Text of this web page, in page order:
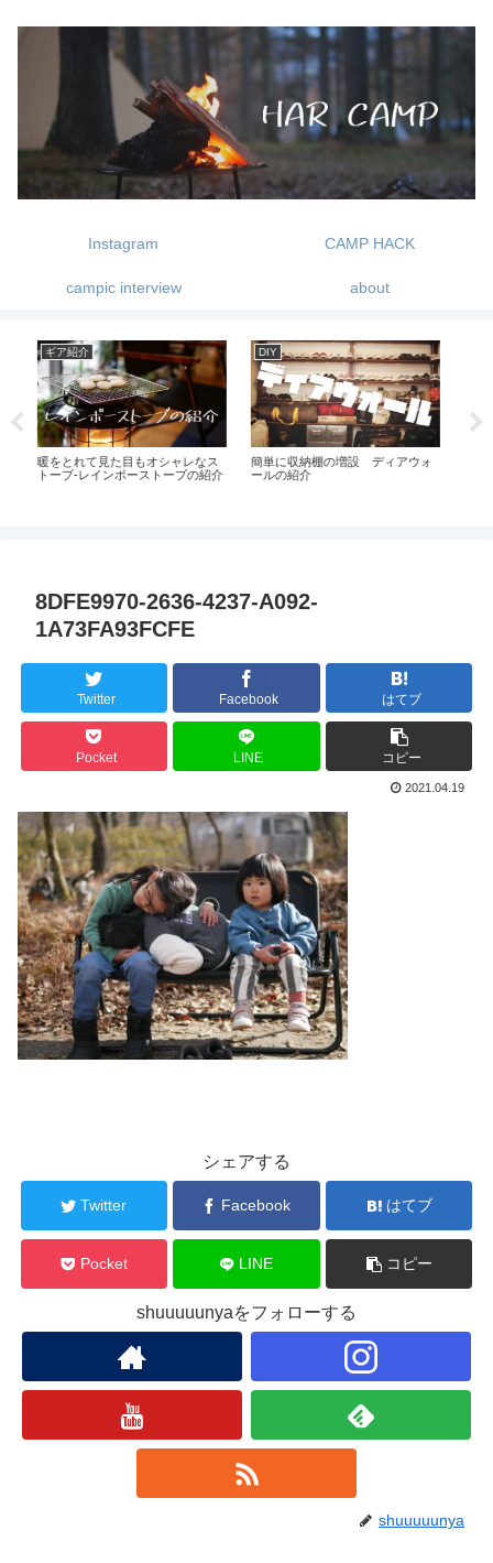
Instagram CAMP HACK
campic interview about
DIY
簡単に収納棚の増設 ディアウォ
ールの紹介
ギア紹介
寝袋の買い替えは不要かも？コン
プレッションバッグの威力！
8DFE9970-2636-4237-A092-
1A73FA93FCFE
Twitter Facebook はてブ
Pocket LINE コピー
2021.04.19
シェアする
Twitter Facebook はてブ
Pocket LINE コピー
shuuuuunyaをフォローする
shuuuuunya